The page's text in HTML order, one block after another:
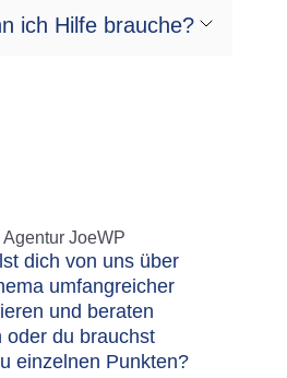
ich Hilfe brauche?
dich von uns über
umfangreicher
und beraten
oder du brauchst
einzelnen Punkten?